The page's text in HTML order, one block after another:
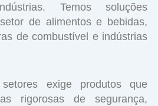
Temos soluções
de alimentos e bebidas,
de combustível e indústrias
exige produtos que
rigorosas de segurança,